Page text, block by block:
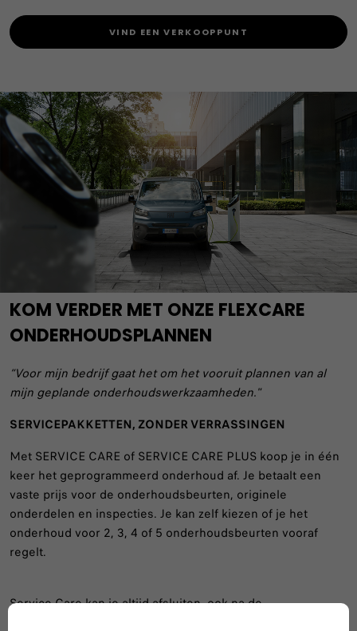
VIND EEN VERKOOPPUNT
KOM VERDER MET ONZE FLEXCARE
ONDERHOUDSPLANNEN
“Voor mijn bedrijf gaat het om het vooruit plannen van al
mijn geplande onderhoudswerkzaamheden."
SERVICEPAKKETTEN, ZONDER VERRASSINGEN
Met SERVICE CARE of SERVICE CARE PLUS koop je in één
keer het geprogrammeerd onderhoud af. Je betaalt een
vaste prijs voor de onderhoudsbeurten, originele
onderdelen en inspecties. Je kan zelf kiezen of je het
onderhoud voor 2, 3, 4 of 5 onderhoudsbeurten vooraf
regelt.
Service Care kan je altijd afsluiten, ook na de